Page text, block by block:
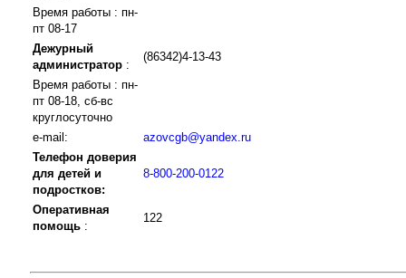
Время работы : пн-
пт 08-17
Дежурный
администратор :
(86342)4-13-43
Время работы : пн-
пт 08-18, сб-вс
круглосуточно
e-mail:
azovcgb@yandex.ru
Телефон доверия
для детей и
подростков:
8-800-200-0122
Оперативная
помощь :
122